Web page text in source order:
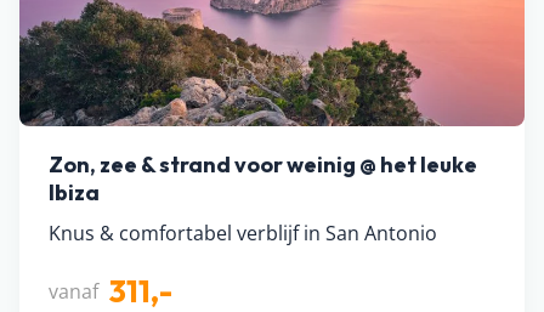
Zon, zee & strand voor weinig @ het leuke
Ibiza
Knus & comfortabel verblijf in San Antonio
vanaf 311,-